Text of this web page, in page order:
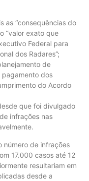
as “consequências do
“valor exato que
Federal para
dos Radares”;
de
pagamento dos
do Acordo
que foi divulgado
infrações nas
número de infrações
17.000 casos até 12
resultariam em
desde a